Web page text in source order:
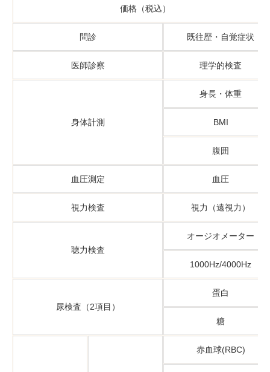
価格（税込）
問診 既往歴・自覚症状
医師診察 理学的検査
身体計測
身長・体重
BMI
腹囲
血圧測定 血圧
視力検査 視力（遠視力）
聴力検査
オージオメーター
1000Hz/4000Hz
尿検査（2項目）
蛋白
糖
赤血球(RBC)